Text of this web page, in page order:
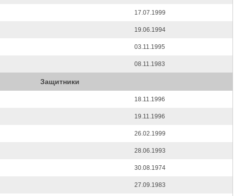
17.07.1999
19.06.1994
03.11.1995
08.11.1983
Защитники
18.11.1996
19.11.1996
26.02.1999
28.06.1993
30.08.1974
27.09.1983